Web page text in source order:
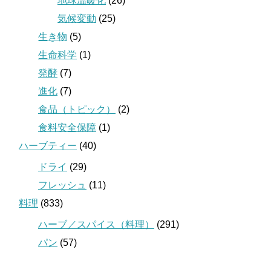
気候変動 (25)
生き物 (5)
生命科学 (1)
発酵 (7)
進化 (7)
食品（トピック）
(2)
食料安全保障 (1)
ハーブティー (40)
ドライ (29)
フレッシュ (11)
料理 (833)
ハーブ／スパイス（料理）
(291)
パン (57)